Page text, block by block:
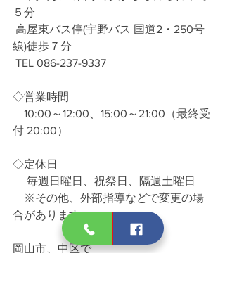
５分
線)徒歩７分
TEL 086-237-9337
◇営業時間
10:00～12:00、15:00～21:00（最終受
付 20:00）
◇定休日
毎週日曜日、祝祭日、隔週土曜日
※その他、外部指導などで変更の場
合があります。
岡山市、中区で